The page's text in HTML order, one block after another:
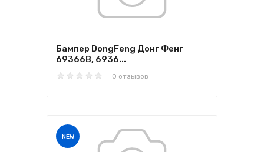
Бампер DongFeng Донг Фенг
69366B, 6936...
0 отзывов
NEW